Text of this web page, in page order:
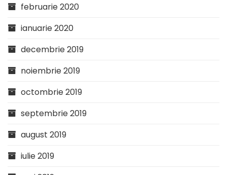
februarie 2020
ianuarie 2020
decembrie 2019
noiembrie 2019
octombrie 2019
septembrie 2019
august 2019
iulie 2019